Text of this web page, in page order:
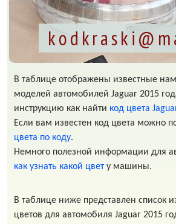
В таблице отображены известные
моделей автомобилей Jaguar 2015
инструкцию как найти код цвета
Если вам известен код цвета можно
цвета по коду.
Немного полезной информации для
как узнать какой цвету машины.
В таблице ниже представлен список
цветов для автомобиля Jaguar 2015